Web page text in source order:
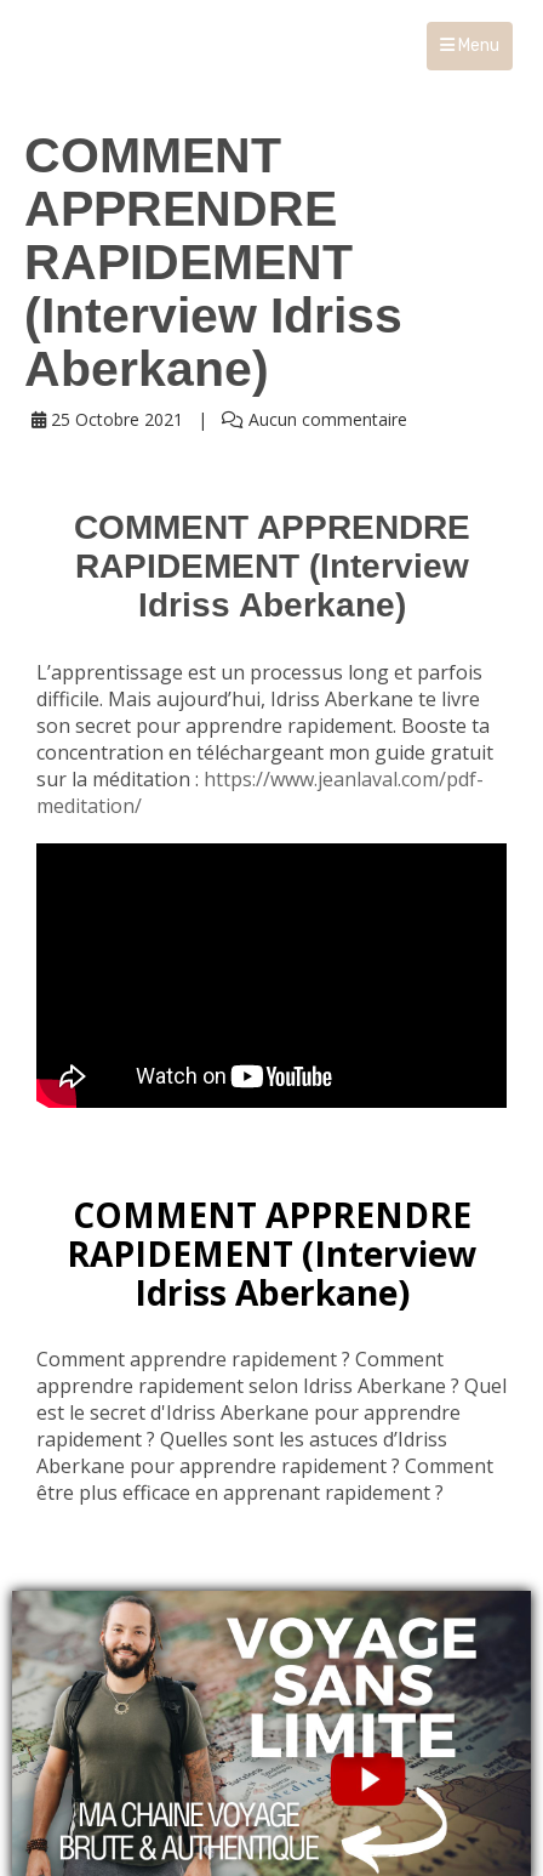
Menu
COMMENT
APPRENDRE
RAPIDEMENT
(Interview Idriss
Aberkane)
25 Octobre 2021 Aucun commentaire
COMMENT APPRENDRE
RAPIDEMENT (Interview
Idriss Aberkane)
L’apprentissage est un processus long et parfois
difficile. Mais aujourd’hui, Idriss Aberkane te livre
son secret pour apprendre rapidement. Booste ta
concentration en téléchargeant mon guide gratuit
sur la méditation : https://www.jeanlaval.com/pdf-
meditation/
COMMENT APPRENDRE
RAPIDEMENT (Interview
Idriss Aberkane)
Comment apprendre rapidement ? Comment
apprendre rapidement selon Idriss Aberkane ? Quel
est le secret d'Idriss Aberkane pour apprendre
rapidement ? Quelles sont les astuces d’Idriss
Aberkane pour apprendre rapidement ? Comment
être plus efficace en apprenant rapidement ?